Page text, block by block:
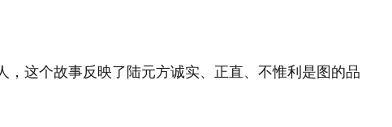
这个故事反映了陆元方诚实、正直、不惟利是图的品